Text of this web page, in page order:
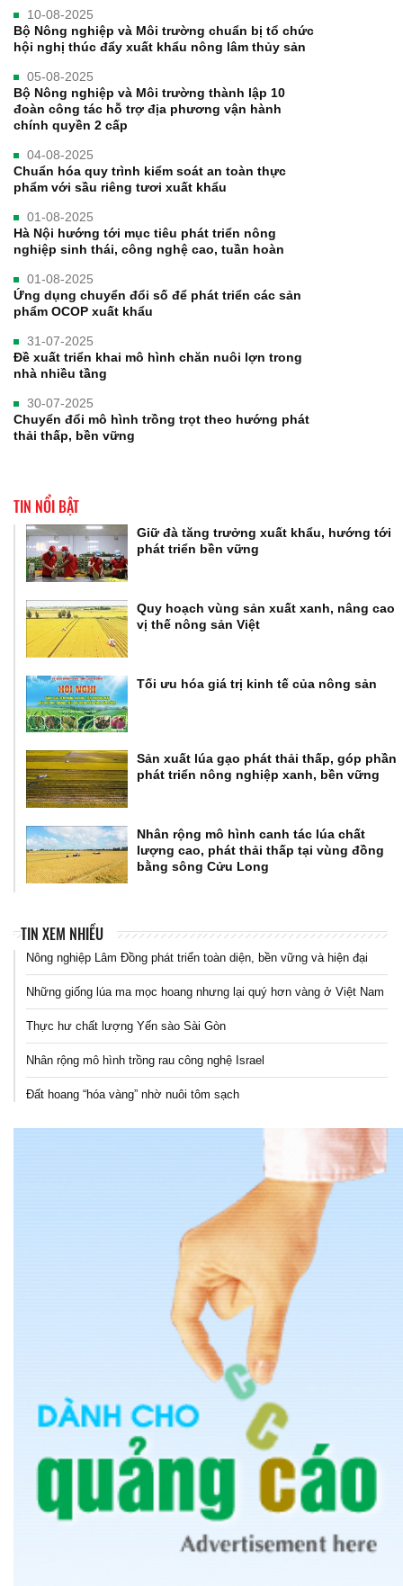
10-08-2025
Bộ Nông nghiệp và Môi trường chuẩn bị tổ chức
hội nghị thúc đẩy xuất khẩu nông lâm thủy sản
05-08-2025
Bộ Nông nghiệp và Môi trường thành lập 10
đoàn công tác hỗ trợ địa phương vận hành
chính quyền 2 cấp
04-08-2025
Chuẩn hóa quy trình kiểm soát an toàn thực
phẩm với sầu riêng tươi xuất khẩu
01-08-2025
Hà Nội hướng tới mục tiêu phát triển nông
nghiệp sinh thái, công nghệ cao, tuần hoàn
01-08-2025
Ứng dụng chuyển đổi số để phát triển các sản
phẩm OCOP xuất khẩu
31-07-2025
Đề xuất triển khai mô hình chăn nuôi lợn trong
nhà nhiều tầng
30-07-2025
Chuyển đổi mô hình trồng trọt theo hướng phát
thải thấp, bền vững
TIN NỔI BẬT
Giữ đà tăng trưởng xuất khẩu, hướng tới
phát triển bền vững
Quy hoạch vùng sản xuất xanh, nâng cao
vị thế nông sản Việt
Tối ưu hóa giá trị kinh tế của nông sản
Sản xuất lúa gạo phát thải thấp, góp phần
phát triển nông nghiệp xanh, bền vững
Nhân rộng mô hình canh tác lúa chất
lượng cao, phát thải thấp tại vùng đồng
bằng sông Cửu Long
TIN XEM NHIỀU
Nông nghiệp Lâm Đồng phát triển toàn diện, bền vững và hiện đại
Những giống lúa ma mọc hoang nhưng lại quý hơn vàng ở Việt Nam
Thực hư chất lượng Yến sào Sài Gòn
Nhân rộng mô hình trồng rau công nghệ Israel
Đất hoang “hóa vàng” nhờ nuôi tôm sạch